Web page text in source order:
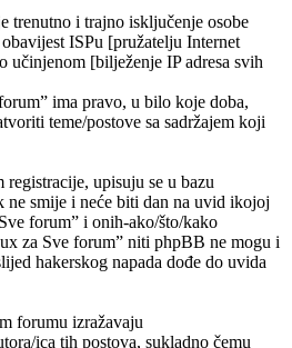
trenutno i trajno isključenje osobe
ISPu [pružatelju Internet
učinjenom [bilježenje IP adresa svih
ima pravo, u bilo koje doba,
teme/postove sa sadržajem koji
upisuju se u bazu
ne smije i neće biti dan na uvid ikojoj
forum” i onih-ako/što/kako
za Sve forum” niti phpBB ne mogu i
hakerskog napada dođe do uvida
forumu izražavaju
ica tih postova, sukladno čemu